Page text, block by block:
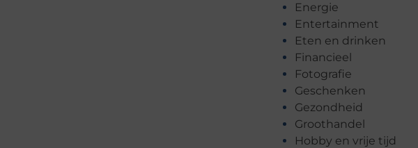
Energie
Entertainment
Eten en drinken
Financieel
Fotografie
Geschenken
Gezondheid
Groothandel
Hobby en vrije tijd